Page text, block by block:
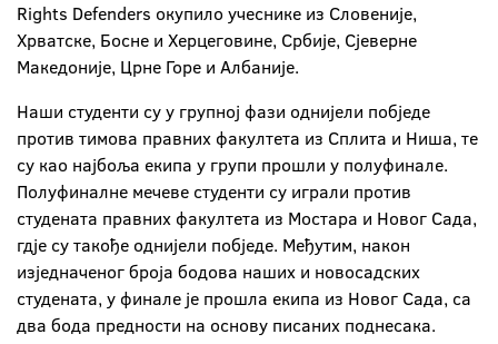
Rights Defenders окупило учеснике из Словеније,
Хрватске, Босне и Херцеговине, Србије, Сјеверне
Македоније, Црне Горе и Албаније.
Наши студенти су у групној фази однијели побједе
против тимова правних факултета из Сплита и Ниша, те
су као најбоља екипа у групи прошли у полуфинале.
Полуфиналне мечеве студенти су играли против
студената правних факултета из Мостара и Новог Сада,
гдје су такође однијели побједе. Међутим, након
изједначеног броја бодова наших и новосадских
студената, у финале је прошла екипа из Новог Сада, са
два бода предности на основу писаних поднесака.